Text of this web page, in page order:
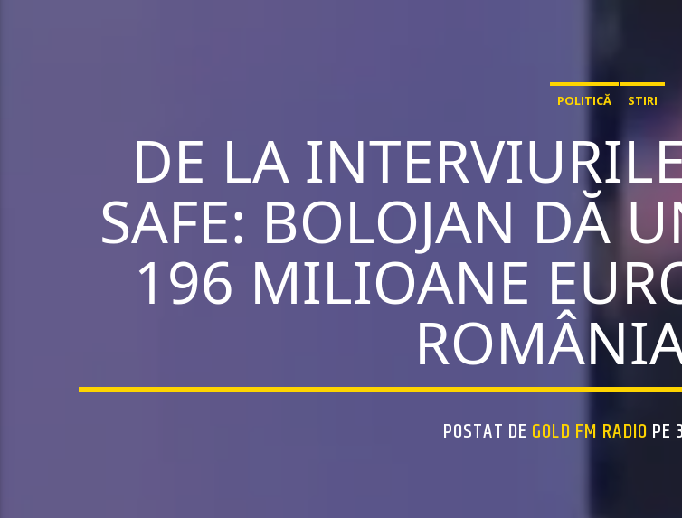
POLITICĂ STIRI
DE LA
SAFE: BOLOJAN DĂ
196 MILIOANE
POSTAT DE GOLD FM RADIO PE